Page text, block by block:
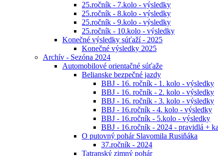
25.ročník - 7.kolo - výsledky
25.ročník - 8.kolo - výsledky
25.ročník - 9.kolo - výsledky
25.ročník - 10.kolo - výsledky
Konečné výsledky súťaží - 2025
Konečné výsledky 2025
Archív - Sezóna 2024
Automobilové orientačné súťaže
Belianske bezpečné jazdy
BBJ - 16. ročník - 1. kolo - výsledky
BBJ - 16. ročník - 2. kolo - výsledky
BBJ - 16. ročník - 3. kolo - výsledky
BBJ - 16.ročník - 4. kolo - výsledky
BBJ - 16.ročník - 5.kolo - výsledky
BBJ - 16.ročník - 2024 - pravidlá +
O putovný pohár Slavomila Rusiňáka
37.ročník - 2024
Tatranský zimný pohár